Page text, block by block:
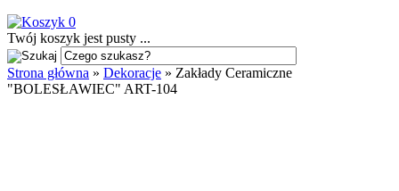
0
Twój koszyk jest pusty ...
Strona główna » Dekoracje » Zakłady Ceramiczne
"BOLESŁAWIEC" ART-104